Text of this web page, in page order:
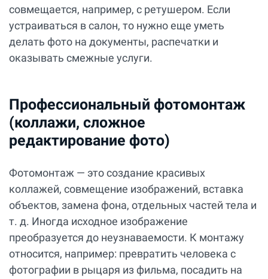
совмещается, например, с ретушером. Если
устраиваться в салон, то нужно еще уметь
делать фото на документы, распечатки и
оказывать смежные услуги.
Профессиональный фотомонтаж
(коллажи, сложное
редактирование фото)
Фотомонтаж — это создание красивых
коллажей, совмещение изображений, вставка
объектов, замена фона, отдельных частей тела и
т. д. Иногда исходное изображение
преобразуется до неузнаваемости. К монтажу
относится, например: превратить человека с
фотографии в рыцаря из фильма, посадить на